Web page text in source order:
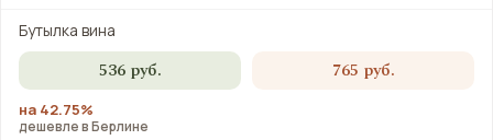
Бутылка вина
536 руб. 765 руб.
на 42.75%
дешевле в Берлине